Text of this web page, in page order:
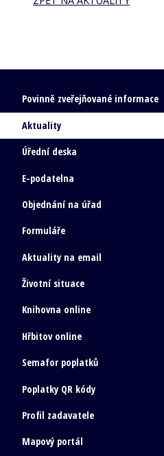
Povinně zveřejňované informace
Aktuality
Úřední deska
E-podatelna
Objednání na úřad
Formuláře
Aktuality na email
Životní situace
Knihovna online
Hřbitov online
Semafor poplatků
Poplatky QR kódy
Profil zadavatele
Mapový portál